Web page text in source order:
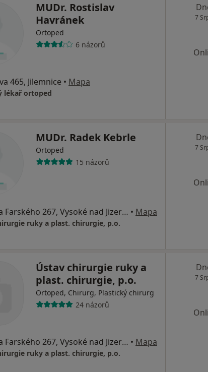
MUDr. Rostislav
Havránek
Ortoped
6 názorů
465, Jilemnice • Mapa
lékař ortoped
7
MUDr. Radek Kebrle
Ortoped
15 názorů
Dr. Karla Farského 267, Vysoké nad Jizerou • Mapa
ruky a plast. chirurgie, p.o.
7
Ústav chirurgie ruky a
plast. chirurgie, p.o.
Ortoped, Chirurg, Plastický chirurg
24 názorů
Dr. Karla Farského 267, Vysoké nad Jizerou • Mapa
ruky a plast. chirurgie, p.o.
7